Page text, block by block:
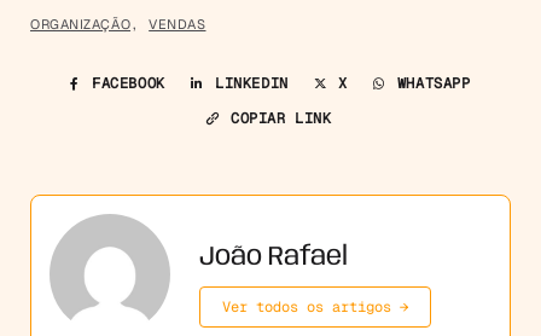
ORGANIZAÇÃO,VENDAS
FACEBOOK LINKEDIN X
WHATSAPP
COPIAR LINK
João Rafael
Ver todos os artigos →